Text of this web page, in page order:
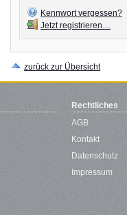
Kennwort vergessen?
Jetzt registrieren…
zurück zur Übersicht
Rechtliches
AGB
Kontakt
Datenschutz
Impressum